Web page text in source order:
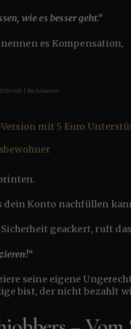
wie es besser geht.“
es Kompensation,
ruft | Buchbanner
dein Konto nachfüllen
geackert, ruft
bist, der nicht bezahlt